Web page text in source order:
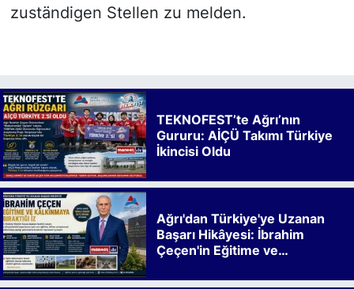
zuständigen Stellen zu melden.
TEKNOFEST’te Ağrı’nın
Gururu: AİÇÜ Takımı Türkiye
İkincisi Oldu
Ağrı'dan Türkiye'ye Uzanan
Başarı Hikâyesi: İbrahim
Çeçen'in Eğitime ve